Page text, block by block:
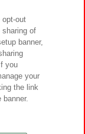
・お問い合わせ
opt-out
sharing of
banner,
you
your
the link
banner.